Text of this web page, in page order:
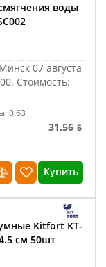
воды
07 августа
Стоимость:
0.63
31.56 ƃ
Купить
Kitfort KT-
см 50шт